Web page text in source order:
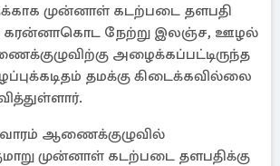
முன்னாள் கடற்படை தளபதி
கரன்னாகொட நேற்று இலஞ்ச, ஊழல்
அழைக்கப்பட்டிருந்த
தமக்கு கிடைக்கவில்லை
ஆணைக்குழுவில்
முன்னாள் கடற்படை தளபதிக்கு